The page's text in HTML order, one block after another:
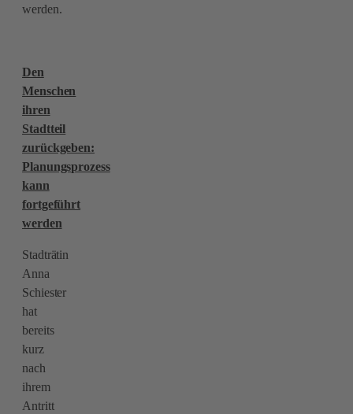
werden.
Den
Menschen
ihren
Stadtteil
zurückgeben:
Planungsprozess
kann
fortgeführt
werden
Stadträtin
Anna
Schiester
hat
bereits
kurz
nach
ihrem
Antritt